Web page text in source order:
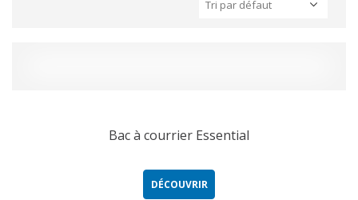
Bac à courrier Essential
DÉCOUVRIR